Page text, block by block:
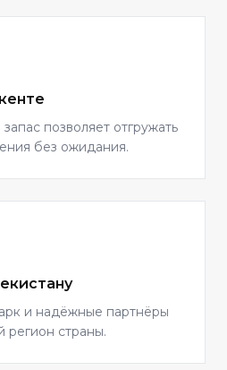
позволяет отгружать
без ожидания.
и надёжные партнёры
страны.